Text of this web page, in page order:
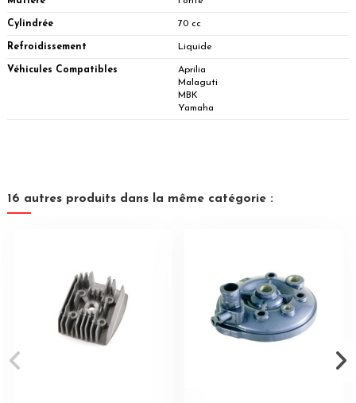
Cylindrée 70 cc
Refroidissement Liquide
Véhicules Compatibles
Aprilia
Malaguti
MBK
Yamaha
16 autres produits dans la même catégorie :